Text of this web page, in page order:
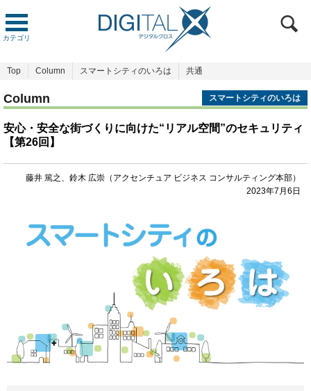
カテゴリ
Top Column スマートシティのいろは 共通
Column スマートシティのいろは
安心・安全な街づくりに向けた“リアル空間”のセキュリティ
【第26回】
藤井 篤之、鈴木 広崇（アクセンチュア ビジネス コンサルティング本部）
2023年7月6日